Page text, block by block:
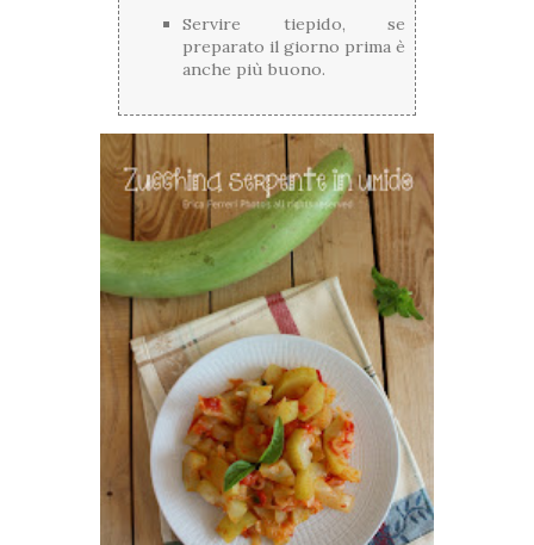
Servire tiepido, se
preparato il giorno prima è
anche più buono.